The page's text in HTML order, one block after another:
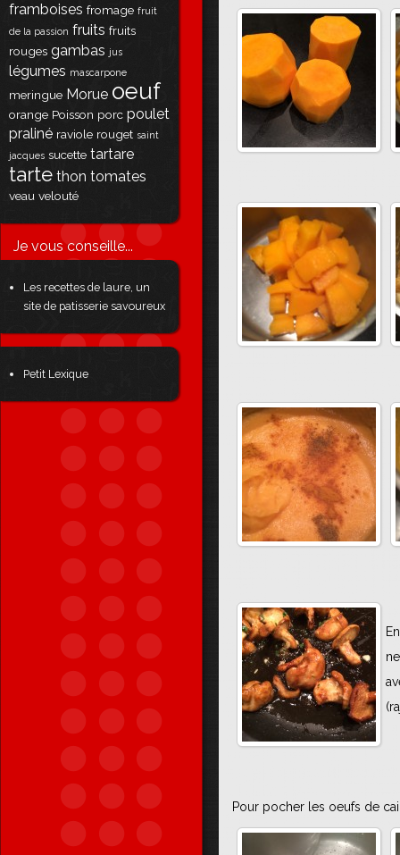
framboises fromage fruit
de la passion fruits fruits
rouges gambas jus
légumes mascarpone
meringue Morue oeuf
orange Poisson porc poulet
praliné raviole rouget saint
jacques sucette tartare
tarte thon tomates
veau velouté
Je vous conseille...
Les recettes de laure, un
site de patisserie savoureux
Petit Lexique
Pour pocher les oeufs de